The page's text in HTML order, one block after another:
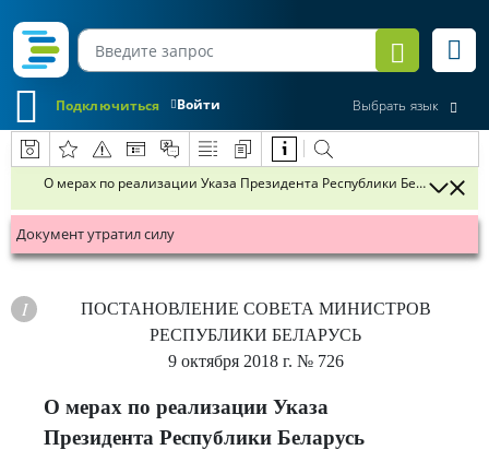
Войти
Подключиться Выбрать язык
О мерах по реализации Указа Президента Республики Беларусь от
Документ утратил силу
ПОСТАНОВЛЕНИЕ СОВЕТА МИНИСТРОВ
РЕСПУБЛИКИ БЕЛАРУСЬ
9 октября 2018 г. № 726
О мерах по реализации Указа
Президента Республики Беларусь